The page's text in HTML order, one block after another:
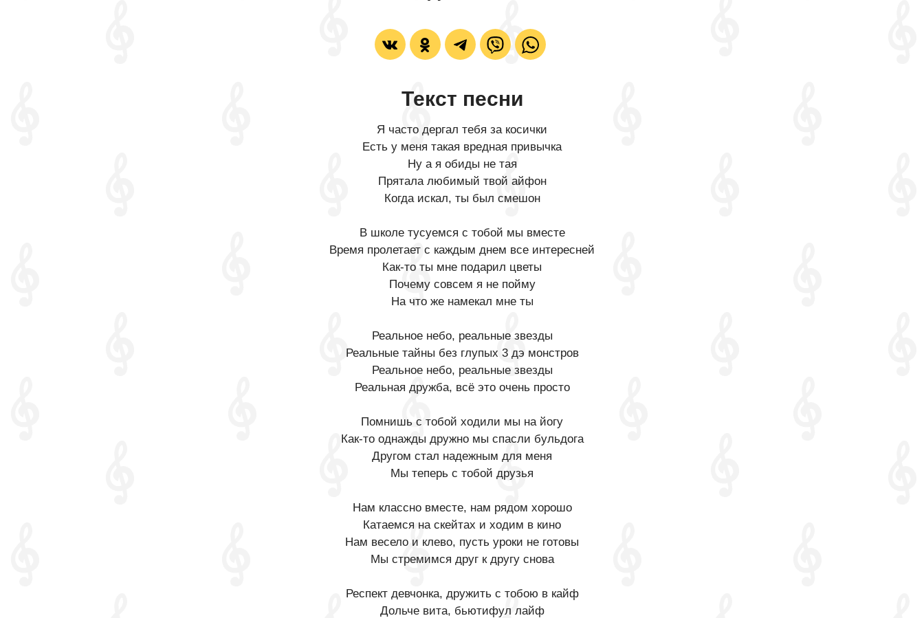
Текст песни
Я часто дергал тебя за косички
Есть у меня такая вредная привычка
Ну а я обиды не тая
Прятала любимый твой айфон
Когда искал, ты был смешон
В школе тусуемся с тобой мы вместе
Время пролетает с каждым днем все интересней
Как-то ты мне подарил цветы
Почему совсем я не пойму
На что же намекал мне ты
Реальное небо, реальные звезды
Реальные тайны без глупых 3 дэ монстров
Реальное небо, реальные звезды
Реальная дружба, всё это очень просто
Помнишь с тобой ходили мы на йогу
Как-то однажды дружно мы спасли бульдога
Другом стал надежным для меня
Мы теперь с тобой друзья
Нам классно вместе, нам рядом хорошо
Катаемся на скейтах и ходим в кино
Нам весело и клево, пусть уроки не готовы
Мы стремимся друг к другу снова
Респект девчонка, дружить с тобою в кайф
Дольче вита, бьютифул лайф